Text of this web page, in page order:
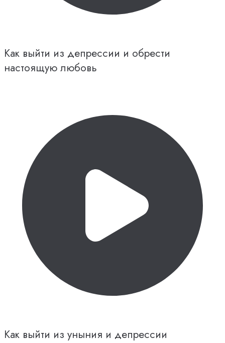
Как выйти из депрессии и обрести
настоящую любовь
Как выйти из уныния и депрессии